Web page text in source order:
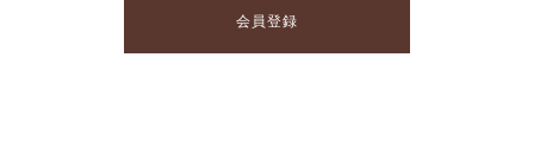
会員登録